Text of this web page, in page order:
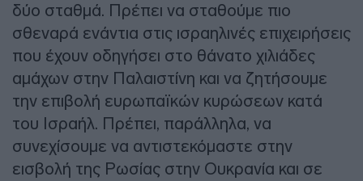
δύο σταθμά. Πρέπει να σταθούμε πιο
σθεναρά ενάντια στις ισραηλινές επιχειρήσεις
που έχουν οδηγήσει στο θάνατο χιλιάδες
αμάχων στην Παλαιστίνη και να ζητήσουμε
την επιβολή ευρωπαϊκών κυρώσεων κατά
του Ισραήλ. Πρέπει, παράλληλα, να
συνεχίσουμε να αντιστεκόμαστε στην
εισβολή της Ρωσίας στην Ουκρανία και σε